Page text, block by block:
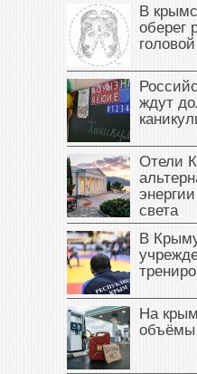
В
оберег
ждут
Отели
света
В
На
объёмы